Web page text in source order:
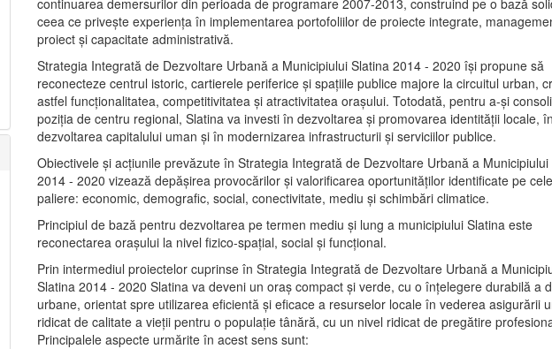
ceea ce priveşte experienţa în implementarea portofoliilor de proiecte integrate,
proiect și capacitate administrativă.
Strategia Integrată de Dezvoltare Urbană a Municipiului Slatina 2014 - 2020 își propune să
reconecteze centrul istoric, cartierele periferice şi spaţiile publice majore la circuitul urban,
astfel funcţionalitatea, competitivitatea şi atractivitatea oraşului. Totodată, pentru a-şi
poziţia de centru regional, Slatina va investi în dezvoltarea şi promovarea identităţii locale, în
dezvoltarea capitalului uman şi în modernizarea infrastructurii şi serviciilor publice.
Obiectivele şi acţiunile prevăzute în Strategia Integrată de Dezvoltare Urbană a Municipiului
2014 - 2020 vizează depășirea provocărilor şi valorificarea oportunităţilor identificate pe
paliere: economic, demografic, social, conectivitate, mediu şi schimbări climatice.
Principiul de bază pentru dezvoltarea pe termen mediu şi lung a municipiului Slatina este
reconectarea oraşului la nivel fizico-spaţial, social şi funcţional.
Prin intermediul proiectelor cuprinse în Strategia Integrată de Dezvoltare Urbană a
Slatina 2014 - 2020 Slatina va deveni un oraş compact şi verde, cu o înţelegere durabilă a
urbane, orientat spre utilizarea eficientă şi eficace a resurselor locale în vederea asigurării
ridicat de calitate a vieţii pentru o populaţie tânără, cu un nivel ridicat de pregătire
Principalele aspecte urmărite în acest sens sunt: